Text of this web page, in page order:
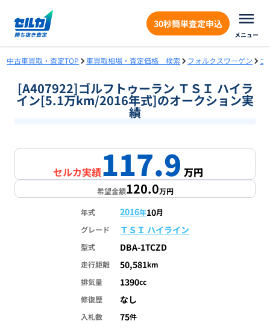
30秒簡単査定申込
メニュー
中古車買取・査定TOP 車買取相場・査定価格 検索 フォルクスワーゲン ゴ
[A407922]ゴルフトゥーラン ＴＳＩ ハイラ
イン[5.1万km/2016年式]のオークション実
績
1/1
セルカ実績117.9万円
希望金額120.0万円
年式 2016年10月
グレード
ＴＳＩ ハイライン
型式 DBA-1TCZD
走行距離 50,581km
排気量
1390cc
修復歴
なし
入札数 75件